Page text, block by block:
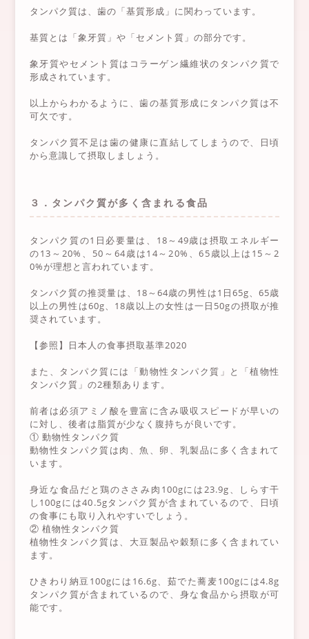
タンパク質は、歯の「基質形成」に関わっています。
基質とは「象牙質」や「セメント質」の部分です。
象牙質やセメント質はコラーゲン繊維状のタンパク質で
形成されています。
以上からわかるように、歯の基質形成にタンパク質は不
可欠です。
タンパク質不足は歯の健康に直結してしまうので、日頃
から意識して摂取しましょう。
３．タンパク質が多く含まれる食品
タンパク質の1日必要量は、18～49歳は摂取エネルギー
の13～20%、50～64歳は14～20%、65歳以上は15～2
0%が理想と言われています。
タンパク質の推奨量は、18～64歳の男性は1日65g、65歳
以上の男性は60g、18歳以上の女性は一日50gの摂取が推
奨されています。
【参照】日本人の食事摂取基準2020
また、タンパク質には「動物性タンパク質」と「植物性
タンパク質」の2種類あります。
前者は必須アミノ酸を豊富に含み吸収スピードが早いの
に対し、後者は脂質が少なく腹持ちが良いです。
① 動物性タンパク質
動物性タンパク質は肉、魚、卵、乳製品に多く含まれて
います。
身近な食品だと鶏のささみ肉100gには23.9g、しらす干
し100gには40.5gタンパク質が含まれているので、日頃
の食事にも取り入れやすいでしょう。
② 植物性タンパク質
植物性タンパク質は、大豆製品や穀類に多く含まれてい
ます。
ひきわり納豆100gには16.6g、茹でた蕎麦100gには4.8g
タンパク質が含まれているので、身な食品から摂取が可
能です。